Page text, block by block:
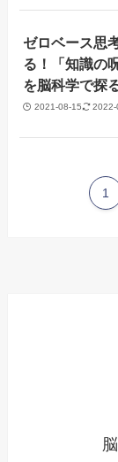
ゼロベース思
る！「知識の
を脳科学で探
2021-08-15 2022-
1